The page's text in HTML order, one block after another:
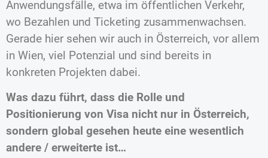
Anwendungsfälle, etwa im öffentlichen Verkehr,
wo Bezahlen und Ticketing zusammenwachsen.
Gerade hier sehen wir auch in Österreich, vor allem
in Wien, viel Potenzial und sind bereits in
konkreten Projekten dabei.
Was dazu führt, dass die Rolle und
Positionierung von Visa nicht nur in Österreich,
sondern global gesehen heute eine wesentlich
andere / erweiterte ist…